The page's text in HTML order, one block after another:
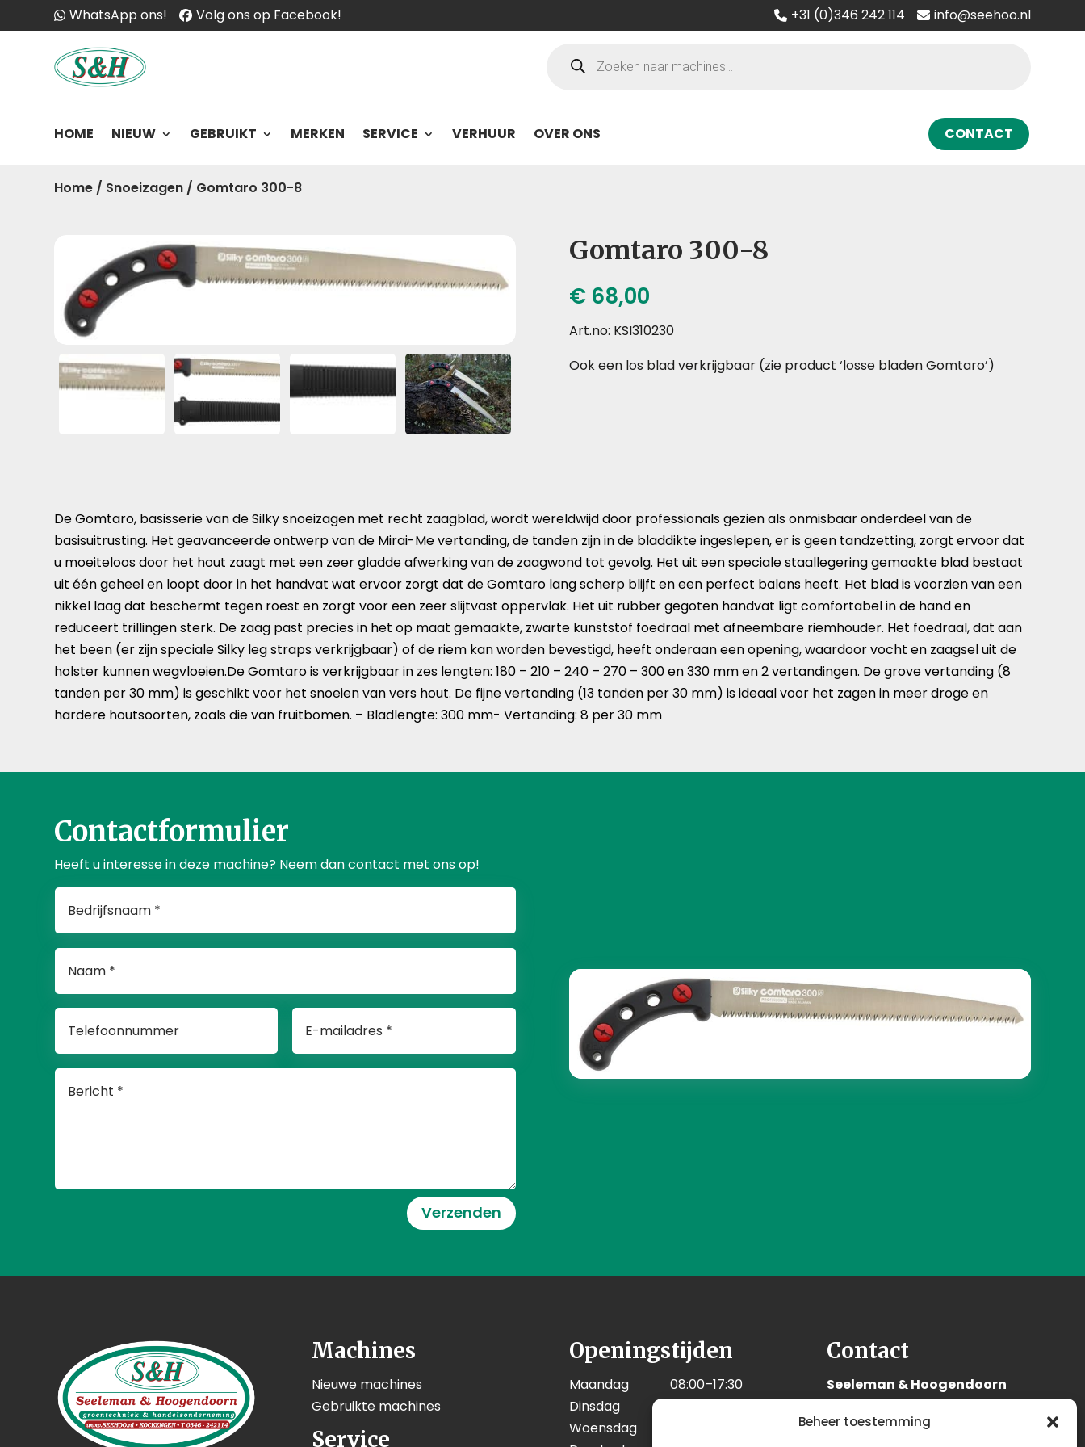
Beheer toestemming
WhatsApp ons! Volg ons op Facebook! +31 (0)346 242 114
info@seehoo.nl
zoeken
HOME NIEUW GEBRUIKT MERKEN SERVICE VERHUUR OVER ONS CONTACT
Home / Snoeizagen / Gomtaro 300-8
Gomtaro 300-8
€ 68,00
Art.no: KSI310230
Ook een los blad verkrijgbaar (zie product ‘losse bladen Gomtaro’)
De Gomtaro, basisserie van de Silky snoeizagen met recht zaagblad, wordt wereldwijd door professionals gezien als onmisbaar onderdeel van de
basisuitrusting. Het geavanceerde ontwerp van de Mirai-Me vertanding, de tanden zijn in de bladdikte ingeslepen, er is geen tandzetting, zorgt ervoor dat
u moeiteloos door het hout zaagt met een zeer gladde afwerking van de zaagwond tot gevolg. Het uit een speciale staallegering gemaakte blad bestaat
uit één geheel en loopt door in het handvat wat ervoor zorgt dat de Gomtaro lang scherp blijft en een perfect balans heeft. Het blad is voorzien van een
nikkel laag dat beschermt tegen roest en zorgt voor een zeer slijtvast oppervlak. Het uit rubber gegoten handvat ligt comfortabel in de hand en
reduceert trillingen sterk. De zaag past precies in het op maat gemaakte, zwarte kunststof foedraal met afneembare riemhouder. Het foedraal, dat aan
het been (er zijn speciale Silky leg straps verkrijgbaar) of de riem kan worden bevestigd, heeft onderaan een opening, waardoor vocht en zaagsel uit de
holster kunnen wegvloeien.De Gomtaro is verkrijgbaar in zes lengten: 180 – 210 – 240 – 270 – 300 en 330 mm en 2 vertandingen. De grove vertanding (8
tanden per 30 mm) is geschikt voor het snoeien van vers hout. De fijne vertanding (13 tanden per 30 mm) is ideaal voor het zagen in meer droge en
hardere houtsoorten, zoals die van fruitbomen. – Bladlengte: 300 mm- Vertanding: 8 per 30 mm
Contactformulier
Heeft u interesse in deze machine? Neem dan contact met ons op!
Verzenden
Machines
Nieuwe machines
Gebruikte machines
Service
Openingstijden
Maandag
08:00–17:30
Dinsdag
Woensdag
Contact
Seeleman & Hoogendoorn
3628 GD Kockengen